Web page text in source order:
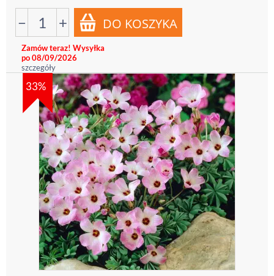
− +
Zamów teraz! Wysyłka
po 08/09/2026
szczegóły
33%